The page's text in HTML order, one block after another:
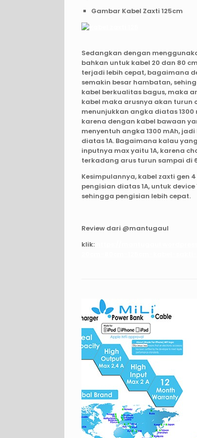
Gambar Kabel Zaxti 125cm
Sedangkan dengan
bahkan untuk kabel 20 dan 80
terjadi lebih cepat, bagaimana
semakin besar hambatan,
kabel berkualitas bagus, maka
kabel maka arusnya akan turun
menunjukkan angka diatas
karena dengan kabel bawaan
menyentuh angka 1300 mAh,
diatas 1A. Bagaimana kalau
inputnya max yaitu 1A, karena
terkadang arus turun sampai di
Kesimpulannya, kabel zaxti gen
pengisian diatas 1A, untuk
sehingga pengisian lebih cepat.
Review dari @mantugaul
klik: